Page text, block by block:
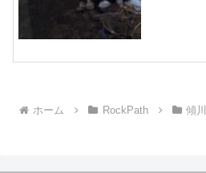
ホーム RockPath 傾川